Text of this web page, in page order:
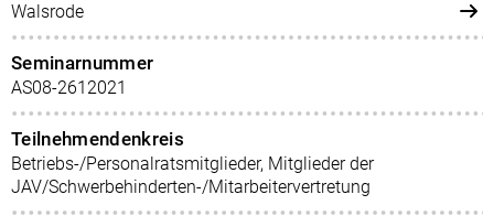
Walsrode
Seminarnummer
AS08-2612021
Teilnehmendenkreis
Betriebs-/Personalratsmitglieder, Mitglieder der
JAV/Schwerbehinderten-/Mitarbeitervertretung